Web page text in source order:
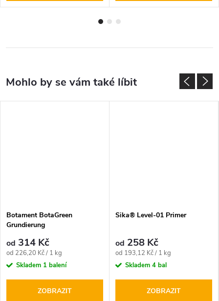
Botament BotaGreen
Grundierung
od 314 Kč
Měrná
cena:
od 226,20 Kč / 1 kg
Skladem 1 balení
ZOBRAZIT
Sika® Level-01 Primer
od 258 Kč
Měrná
cena:
od 193,12 Kč / 1 kg
Skladem 4 bal
ZOBRAZIT